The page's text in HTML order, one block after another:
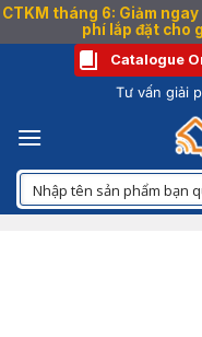
CTKM tháng 6: Giảm
phí lắp đặt cho
dung
Catalogue
Tư vấn giải